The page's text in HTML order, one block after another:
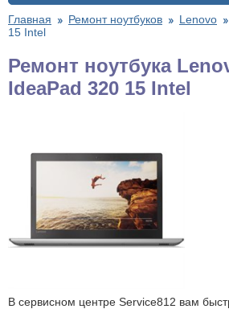
Главная Ремонт ноутбуков Lenovo
15 Intel
Ремонт ноутбука
IdeaPad 320 15 Intel
В сервисном центре Service812 вам